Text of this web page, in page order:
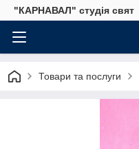
"КАРНАВАЛ" студія свят
Товари та послуги